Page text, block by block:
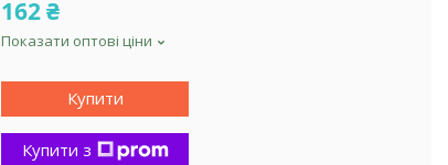
162 ₴
Показати оптові ціни
Купити
Купити з